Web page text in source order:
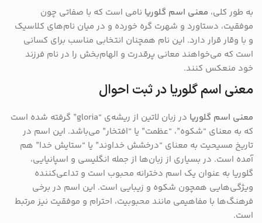
به طور کلی، معنی اسم گلوریا نامی است که با صفاتی چون
موفقیت، دستاورد و شهرت گره خورده و در میان نام‌های کلاسیک
و با وقار قرار دارد. این نام همچنان انتخابی مناسب برای کسانی
است که می‌خواهند معانی پرقدرت و الهام‌بخش را در نام فرزند
خود منعکس کنند​.
معنی اسم گلوریا در ثبت احوال
معنی اسم گلوریا
در زبان لاتین از ریشه‌ی “gloria” گرفته شده است
که به معنای “شکوه”، “عظمت” یا “افتخار” می‌باشد. این اسم در
تاریخ مسیحیت به معنای “درخشش خداوند” یا “ستایش خدا” هم
آمده است. در بسیاری از زبان‌ها از جمله انگلیسی و اسپانیایی،
گلوریا به عنوان یک اسم دخترانه محبوب است و تداعی‌کننده
ویژگی‌هایی همچون شکوه و زیبایی است. این اسم در برخی
فرهنگ‌ها با مفاهیمی مانند محبوبیت، احترام و موفقیت نیز مرتبط
است​.